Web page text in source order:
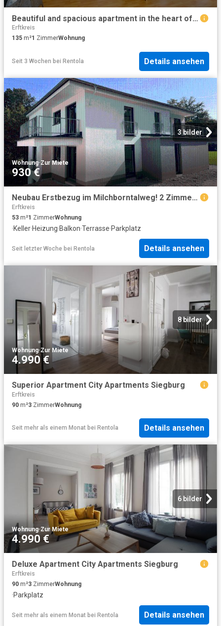
Beautiful and spacious apartment in the heart of Aachen, Aachen Amsterdam Apartments for Rent
Erftkreis
135 m²1 ZimmerWohnung
Seit 3 Wochen bei Rentola Details ansehen
3 bilder
Wohnung·Zur Miete
930 €
Neubau Erstbezug im Milchborntalweg! 2 Zimmerwohung mit Terrasse im EG
Erftkreis
53 m²1 ZimmerWohnung
·Keller·Heizung·Balkon·Terrasse·Parkplatz
Seit letzter Woche bei Rentola Details ansehen
8 bilder
Wohnung·Zur Miete
4.990 €
Superior Apartment City Apartments Siegburg
Erftkreis
90 m²3 ZimmerWohnung
Seit mehr als einem Monat bei Rentola Details ansehen
6 bilder
Wohnung·Zur Miete
4.990 €
Deluxe Apartment City Apartments Siegburg
Erftkreis
90 m²3 ZimmerWohnung
·Parkplatz
Seit mehr als einem Monat bei Rentola Details ansehen